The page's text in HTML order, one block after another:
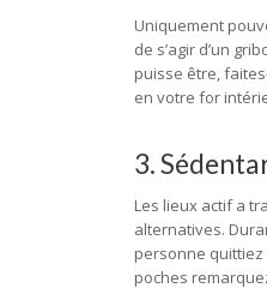
Uniquement
de s’agir d’un
puisse être,
en votre for
3.
Les lieux actif a
alternatives.
personne
poches